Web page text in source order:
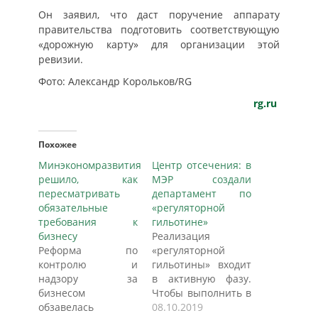
Он заявил, что даст поручение аппарату
правительства подготовить соответствующую
«дорожную карту» для организации этой
ревизии.
Фото: Александр Корольков/RG
rg.ru
Похожее
Минэкономразвития
решило, как
пересматривать
обязательные
требования к
бизнесу
Реформа по
контролю и
надзору за
бизнесом
обзавелась
Центр отсечения: в
МЭР создали
департамент по
«регуляторной
гильотине»
Реализация
«регуляторной
гильотины» входит
в активную фазу.
Чтобы выполнить в
срок все
08.10.2019